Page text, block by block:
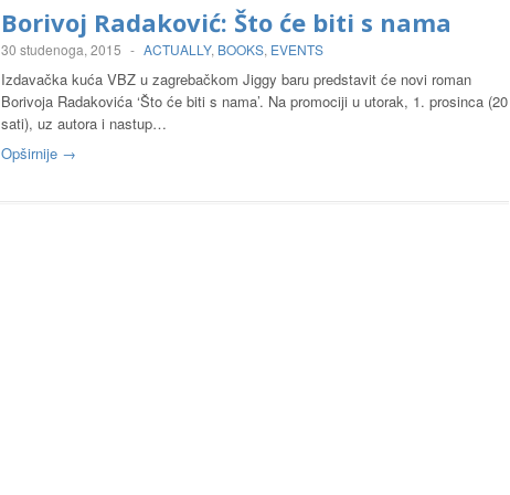
Borivoj Radaković: Što će biti s nama
30 studenoga, 2015 - ACTUALLY, BOOKS, EVENTS
Izdavačka kuća VBZ u zagrebačkom Jiggy baru predstavit će novi roman
Borivoja Radakovića ‘Što će biti s nama’. Na promociji u utorak, 1. prosinca (20
sati), uz autora i nastup…
Opširnije →